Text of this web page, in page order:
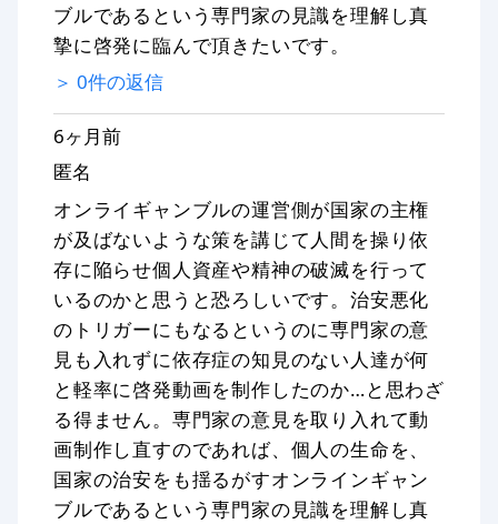
ブルであるという専門家の見識を理解し真
摯に啓発に臨んで頂きたいです。
＞ 0件の返信
6ヶ月前
匿名
オンライギャンブルの運営側が国家の主権
が及ばないような策を講じて人間を操り依
存に陥らせ個人資産や精神の破滅を行って
いるのかと思うと恐ろしいです。治安悪化
のトリガーにもなるというのに専門家の意
見も入れずに依存症の知見のない人達が何
と軽率に啓発動画を制作したのか…と思わざ
る得ません。専門家の意見を取り入れて動
画制作し直すのであれば、個人の生命を、
国家の治安をも揺るがすオンラインギャン
ブルであるという専門家の見識を理解し真